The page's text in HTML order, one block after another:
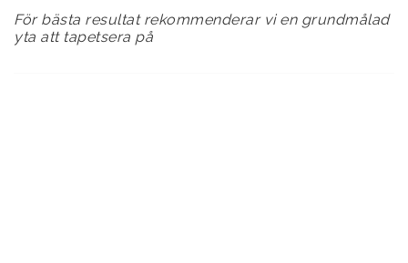
För bästa resultat rekommenderar vi en grundmålad
yta att tapetsera på